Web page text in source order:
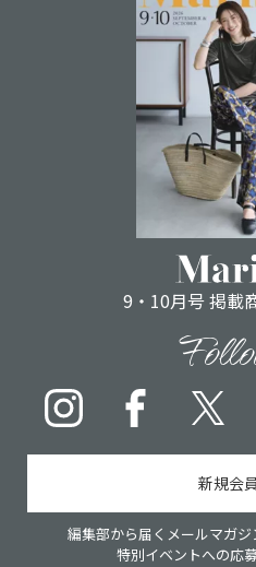
9・10月号 掲載
Instagram
新規会
編集部から届くメールマガ
特別イベントへの応